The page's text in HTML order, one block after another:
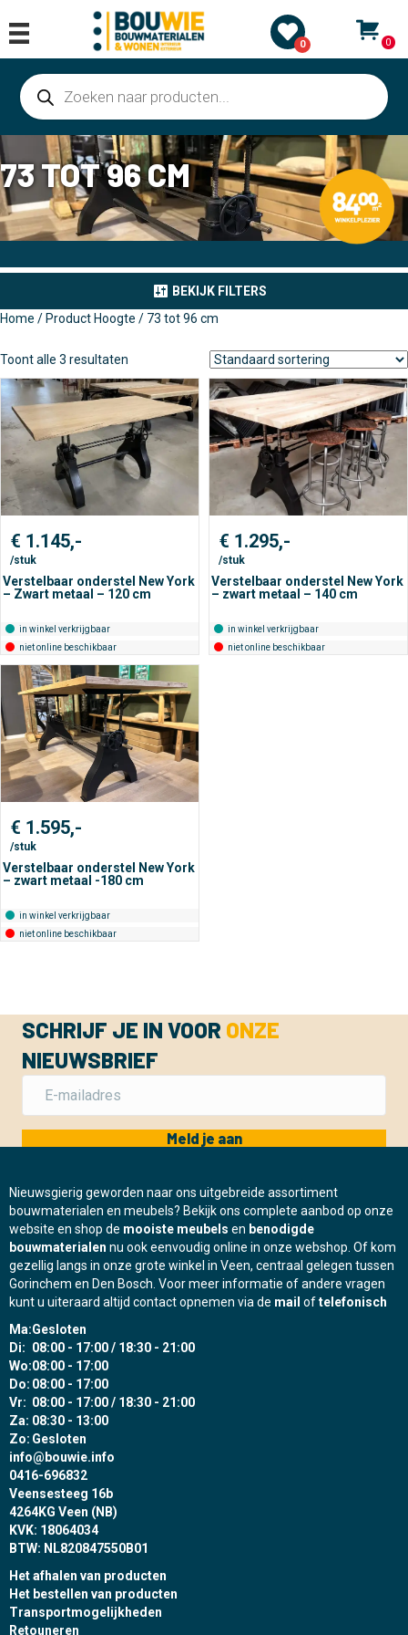
0 0
Producten
zoeken
73 TOT 96 CM
BEKIJK FILTERS
Home / Product Hoogte / 73 tot 96 cm
Toont alle 3 resultaten
€ 1.145,-
/stuk
Verstelbaar onderstel New York
– Zwart metaal – 120 cm
in winkel verkrijgbaar
niet online beschikbaar
€ 1.295,-
/stuk
Verstelbaar onderstel New York
– zwart metaal – 140 cm
in winkel verkrijgbaar
niet online beschikbaar
€ 1.595,-
/stuk
Verstelbaar onderstel New York
– zwart metaal -180 cm
in winkel verkrijgbaar
niet online beschikbaar
SCHRIJF JE IN VOOR ONZE
NIEUWSBRIEF
Meld je aan
Nieuwsgierig geworden naar ons uitgebreide assortiment
bouwmaterialen en meubels? Bekijk ons complete aanbod op onze
website en shop de mooiste meubels en benodigde
bouwmaterialen nu ook eenvoudig online in onze webshop. Of kom
gezellig langs in onze grote winkel in Veen, centraal gelegen tussen
Gorinchem en Den Bosch. Voor meer informatie of andere vragen
kunt u uiteraard altijd contact opnemen via de mail oftelefonisch
Ma:Gesloten
Di: 08:00 - 17:00 / 18:30 - 21:00
Wo:08:00 - 17:00
Do: 08:00 - 17:00
Vr: 08:00 - 17:00 / 18:30 - 21:00
Za: 08:30 - 13:00
Zo: Gesloten
info@bouwie.info
0416-696832
Veensesteeg 16b
4264KG Veen (NB)
KVK: 18064034
BTW: NL820847550B01
Het afhalen van producten
Het bestellen van producten
Transportmogelijkheden
Retouneren